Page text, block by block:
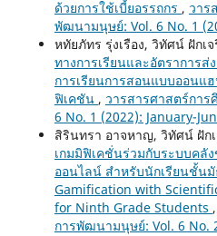
ด้วยการใช้เบี้ยอรรถกร , วาร
พัฒนามนุษย์: Vol. 6 No. 1
หทัยภัทร รุ่งเรือง, วิทัศน์ ฝักเ
ทางการเรียนและอัตราการ
การเรียนการสอนแบบออนแ
ฟิเคชัน , วารสารศาสตร์กา
6 No. 1 (2022): January-
สิรินทรา อาจหาญ, วิทัศน์ ฝัก
เกมมิฟิเคชั่นร่วมกับระบบคลั
ออนไลน์ สำหรับนักเรียนชั้น
Gamification with
for Ninth Grade Students ,
การพัฒนามนุษย์: Vol. 6 No.